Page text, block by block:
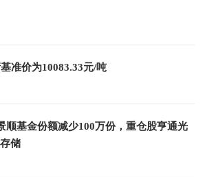
准价为10083.33元/吨
顺基金份额减少100万份，重仓股亨通光
储